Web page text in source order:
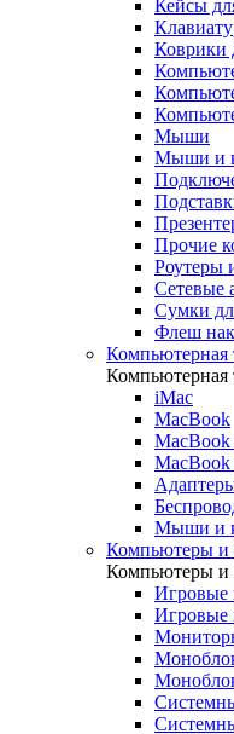
Кейсы
Коврики
Мыши
Мыши и
Прочие
Роутеры
Сетевые
Сумки
Флеш
Компьютерная
Компьютерная
iMac
MacBook
MacBook
Мыши и
Компьютеры и
Компьютеры и
Игровые
Игровые